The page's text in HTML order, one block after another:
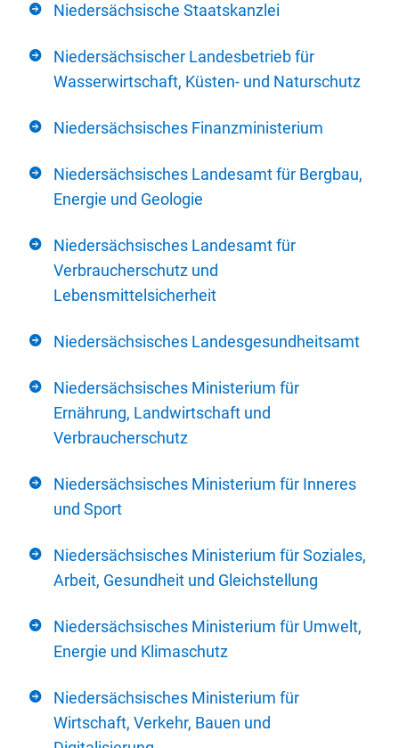
Niedersächsische Staatskanzlei
Niedersächsischer Landesbetrieb für
Wasserwirtschaft, Küsten- und Naturschutz
Niedersächsisches Finanzministerium
Niedersächsisches Landesamt für Bergbau,
Energie und Geologie
Niedersächsisches Landesamt für
Verbraucherschutz und
Lebensmittelsicherheit
Niedersächsisches Landesgesundheitsamt
Niedersächsisches Ministerium für
Ernährung, Landwirtschaft und
Verbraucherschutz
Niedersächsisches Ministerium für Inneres
und Sport
Niedersächsisches Ministerium für Soziales,
Arbeit, Gesundheit und Gleichstellung
Niedersächsisches Ministerium für Umwelt,
Energie und Klimaschutz
Niedersächsisches Ministerium für
Wirtschaft, Verkehr, Bauen und